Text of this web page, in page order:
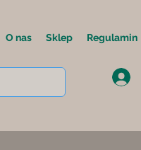
O nas Sklep Regulamin